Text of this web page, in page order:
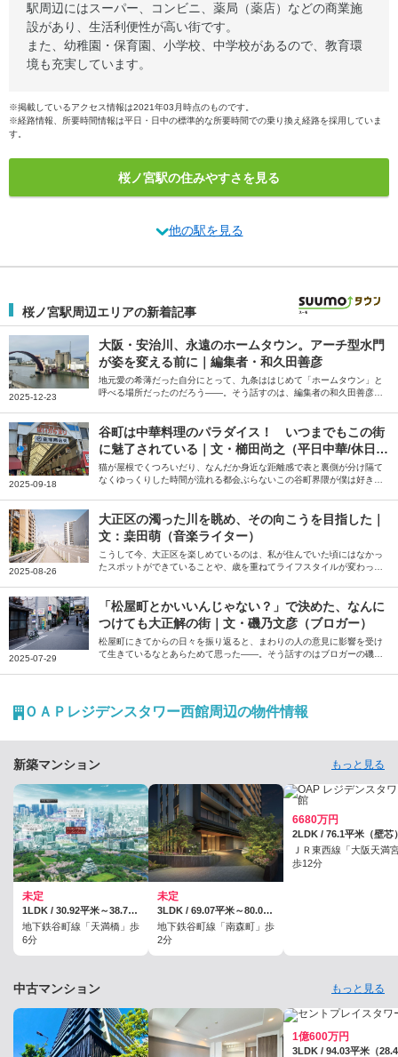
駅周辺にはスーパー、コンビニ、薬局（薬店）などの商業施
設があり、生活利便性が高い街です。
また、幼稚園・保育園、小学校、中学校があるので、教育環
境も充実しています。
※掲載しているアクセス情報は2021年03月時点のものです。
※経路情報、所要時間情報は平日・日中の標準的な所要時間での乗り換え経路を採用していま
す。
桜ノ宮駅の住みやすさを見る
他の駅を見る
桜ノ宮駅周辺エリアの新着記事
2025-12-23
大阪・安治川、永遠のホームタウン。アーチ型水門
が姿を変える前に｜編集者・和久田善彦
地元愛の希薄だった自分にとって、九条ははじめて「ホームタウン」と
呼べる場所だったのだろう――。そう話すのは、編集者の和久田善彦さ
2025-09-18
谷町は中華料理のパラダイス！ いつまでもこの街
に魅了されている｜文・櫛田尚之（平日中華/休日中
華 代表）
猫が屋根でくつろいだり、なんだか身近な距離感で表と裏側が分け隔て
なくゆっくりした時間が流れる都会ぶらないこの谷町界隈が僕は好きだ
いただきました。
2025-08-26
大正区の濁った川を眺め、その向こうを目指した｜
文：桒田萌（音楽ライター）
こうして今、大正区を楽しめているのは、私が住んでいた頃にはなかっ
たスポットができていることや、歳を重ねてライフスタイルが変わった
っていただきました。
2025-07-29
「松屋町とかいいんじゃない？」で決めた、なんに
つけても大正解の街｜文・磯乃文彦（ブロガー）
松屋町にきてからの日々を振り返ると、まわりの人の意見に影響を受け
て生きているなとあらためて思った――。そう話すのはブロガーの磯乃
ＯＡＰレジデンスタワー西館周辺の物件情報
新築マンション もっと見る
未定
1LDK / 30.92平米～38.78平米
地下鉄谷町線「天満橋」歩
6分
未定
3LDK / 69.07平米～80.07平米、※専用防災備蓄倉庫面積・個別宅配ボックス面積含む※住居専有面積は壁芯面積であり、登記面積は記載の面積より若干少なくなります。予めご了承ください。
地下鉄谷町線「南森町」歩
2分
6680万円
2LDK / 76.1平米（壁芯
ＪＲ東西線「大阪天満
歩12分
中古マンション もっと見る
1億600万円